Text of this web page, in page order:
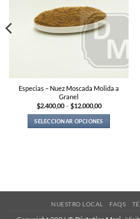
Especias – Nuez Moscada Molida a
Granel
$2.400,00 –$12.000,00Price
$2.400,00
through
SELECCIONAR OPCIONES
options
may
NUESTRO LOCAL FAQS